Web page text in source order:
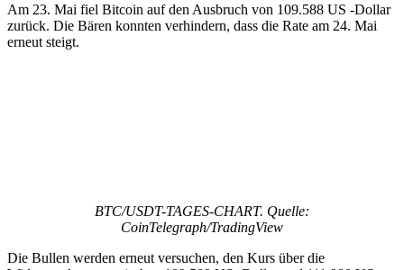
Am 23. Mai fiel Bitcoin auf den Ausbruch von 109.588 US -Dollar
zurück. Die Bären konnten verhindern, dass die Rate am 24. Mai
erneut steigt.
BTC/USDT-TAGES-CHART. Quelle:
CoinTelegraph/TradingView
Die Bullen werden erneut versuchen, den Kurs über die